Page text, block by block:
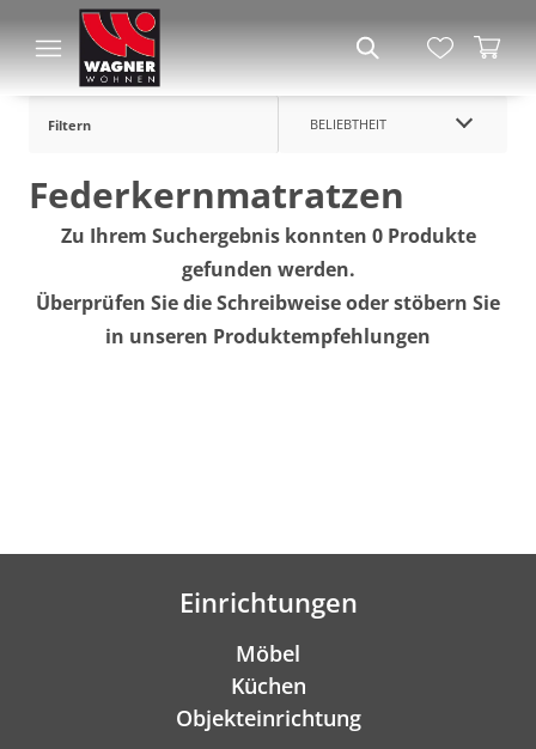
Filtern BELIEBTHEIT
Federkernmatratzen
Zu Ihrem Suchergebnis konnten 0 Produkte
gefunden werden.
Überprüfen Sie die Schreibweise oder stöbern Sie
in unseren Produktempfehlungen
Einrichtungen
Möbel
Küchen
Objekteinrichtung